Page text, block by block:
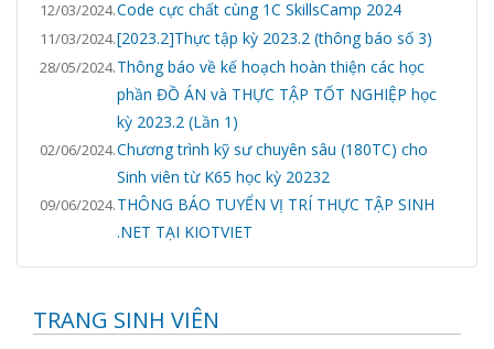
TRANG SINH VIÊN
12/03/2024.Code cực chất cùng 1C SkillsCamp 2024
11/03/2024.[2023.2]Thực tập kỳ 2023.2 (thông báo số 3)
28/05/2024.Thông báo về kế hoạch hoàn thiện các học
phần ĐỒ ÁN và THỰC TẬP TỐT NGHIỆP học
kỳ 2023.2 (Lần 1)
02/06/2024.Chương trình kỹ sư chuyên sâu (180TC) cho
Sinh viên từ K65 học kỳ 20232
09/06/2024.THÔNG BÁO TUYỂN VỊ TRÍ THỰC TẬP SINH
.NET TẠI KIOTVIET